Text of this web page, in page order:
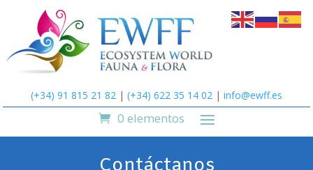
(+34) 91 815 21 82 | (+34) 622 35 14 02 | info@ewff.es
0 elementos